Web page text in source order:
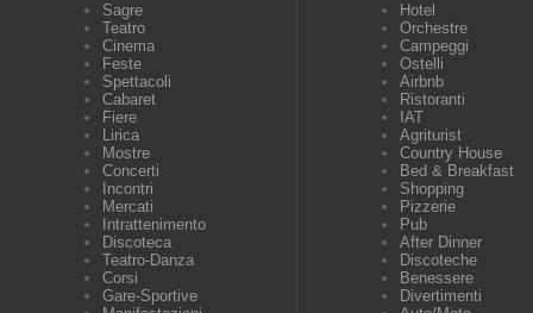
Sagre
Teatro
Cinema
Feste
Spettacoli
Cabaret
Fiere
Lirica
Mostre
Concerti
Incontri
Mercati
Intrattenimento
Discoteca
Teatro-Danza
Corsi
Gare-Sportive
Hotel
Orchestre
Campeggi
Ostelli
Airbnb
Ristoranti
IAT
Agriturist
Country House
Bed & Breakfast
Shopping
Pizzerie
Pub
After Dinner
Discoteche
Benessere
Divertimenti